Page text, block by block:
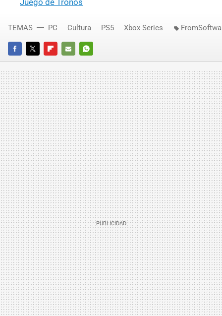
FACEBOOKTWITTERFLIPBOARD
E-
MAIL
WHATSAPP
TEMAS PC Cultura PS5 Xbox Series